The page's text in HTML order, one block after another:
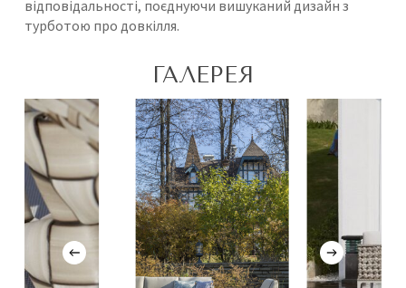
відповідальності, поєднуючи вишуканий дизайн з
турботою про довкілля.
ГАЛЕРЕЯ